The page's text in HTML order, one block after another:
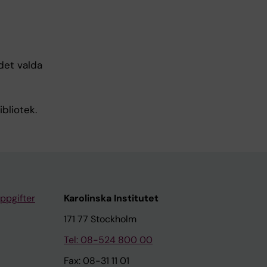
valda
Karolinska Institutet
171 77 Stockholm
Tel: 08-524 800 00
Fax: 08-31 11 01